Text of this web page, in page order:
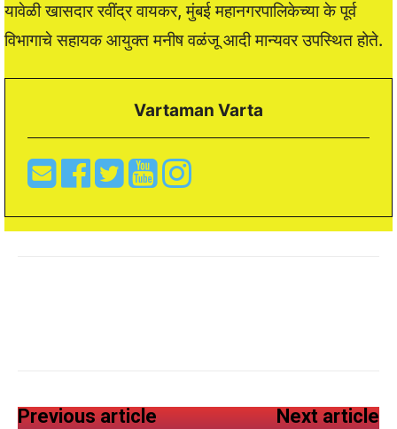
यावेळी खासदार रवींद्र वायकर, मुंबई महानगरपालिकेच्या के पूर्व
विभागाचे सहायक आयुक्त मनीष वळंजू आदी मान्यवर उपस्थित होते.
Vartaman Varta
Previous article Next article